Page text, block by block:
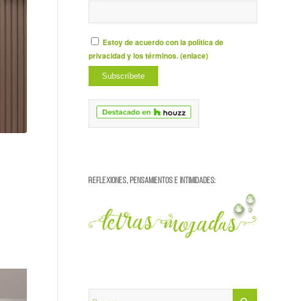
Estoy de acuerdo con la política de
privacidad y los términos. (enlace)
REFLEXIONES, PENSAMIENTOS E INTIMIDADES: